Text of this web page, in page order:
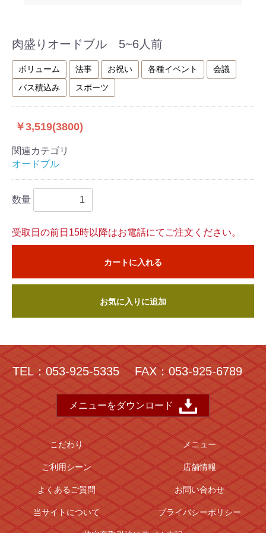
肉盛りオードブル 5~6人前
ボリューム 法事 お祝い 各種イベント
会議
バス積込み
スポーツ
￥3,519(3800)
関連カテゴリ
オードブル
数量
受取日の前日15時以降はお電話にてご注文ください。
カートに入れる
お気に入りに追加
TEL：053-925-5335 FAX：053-925-6789
メニューをダウンロード
こだわり メニュー
ご利用シーン 店舗情報
よくあるご質問 お問い合わせ
当サイトについて プライバシーポリシー